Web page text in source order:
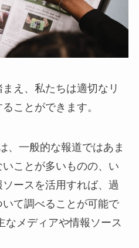
え、私たちは適切なリ
ことができます。
、一般的な報道ではあま
ことが多いものの、い
ースを活用すれば、過
て調べることが可能で
なメディアや情報ソース